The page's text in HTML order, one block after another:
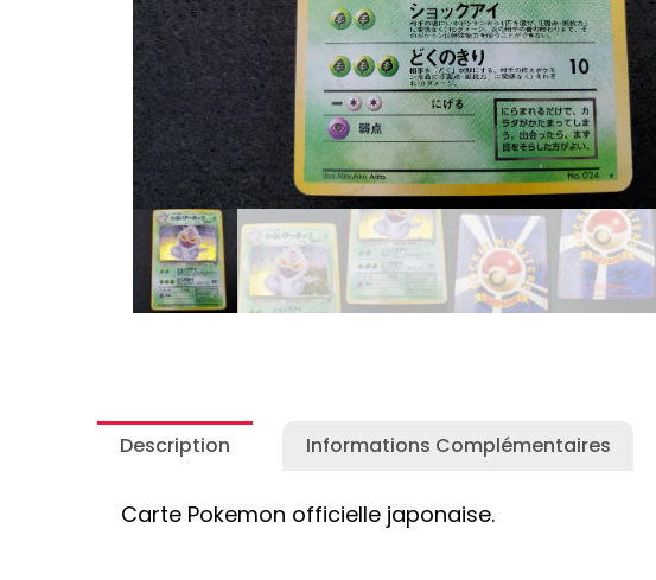
Autres Collections Pokemon
Detective Conan
Yu-Gi-Oh
Description Informations Complémentaires
Carte Pokemon officielle japonaise.